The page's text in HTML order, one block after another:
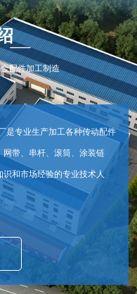
配件加工制造
是专业生产加工各种传动配件
带、串杆、滚筒、涂装链
和市场经验的专业技术人